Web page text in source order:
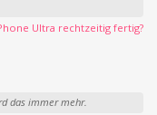
Ultra rechtzeitig fertig?
das immer mehr.